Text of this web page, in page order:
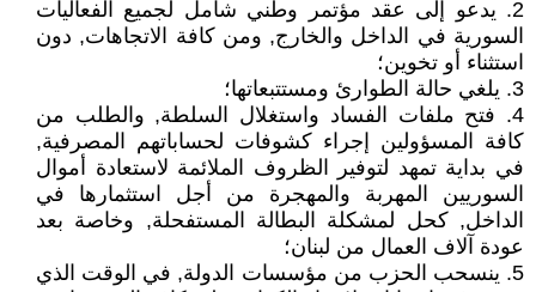
2. يدعو إلى عقد مؤتمر وطني شامل لجميع الفعاليات
السورية في الداخل والخارج, ومن كافة الاتجاهات, دون
استثناء أو تخوين؛
3. يلغي حالة الطوارئ ومستتبعاتها؛
4. فتح ملفات الفساد واستغلال السلطة, والطلب من
كافة المسؤولين إجراء كشوفات لحساباتهم المصرفية,
في بداية تمهد لتوفير الظروف الملائمة لاستعادة أموال
السوريين المهربة والمهجرة من أجل استثمارها في
الداخل, كحل لمشكلة البطالة المستفحلة, وخاصة بعد
عودة آلاف العمال من لبنان؛
5. ينسحب الحزب من مؤسسات الدولة, في الوقت الذي